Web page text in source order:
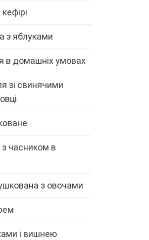
з яблуками
в домашніх умовах
зі свинячими
з часником в
з овочами
і вишнею